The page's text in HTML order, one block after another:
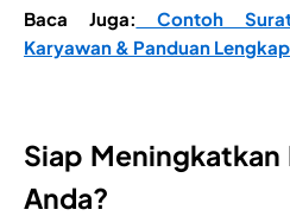
Baca Juga: Contoh
Karyawan & Panduan Lengkap
Siap Meningkatkan
Anda?